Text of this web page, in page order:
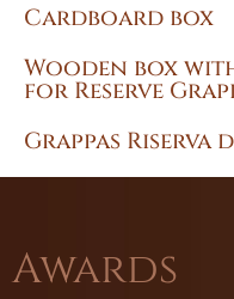
Cardboard box
Wooden box
for Reserve
Grappas Riserva
Awards